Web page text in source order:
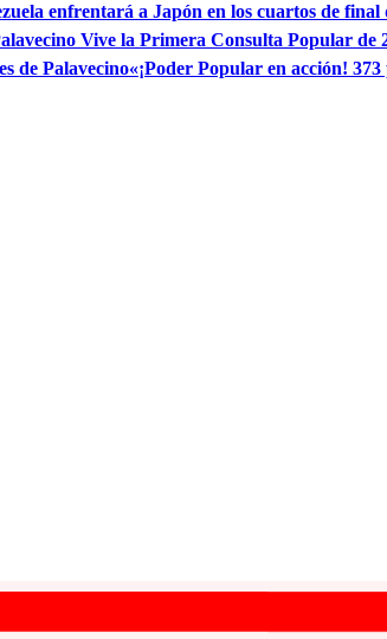
enfrentará a Japón en los cuartos de
Vive la Primera Consulta Popular
de Palavecino«¡Poder Popular en acción!